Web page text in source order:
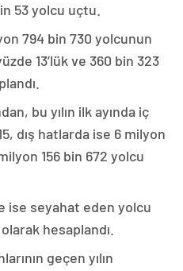
53 yolcu uçtu.
794 bin 730 yolcunun
13’lük ve 360 bin 323
bu yılın ilk ayında iç
dış hatlarda ise 6 milyon
156 bin 672 yolcu
ise seyahat eden yolcu
hesaplandı.
geçen yılın